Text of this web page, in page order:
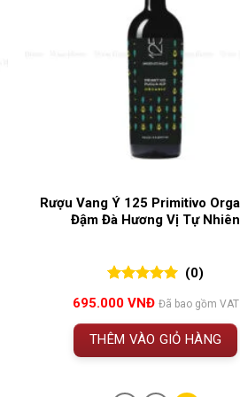
Rượu Vang Ý 125 Primitivo
Đậm Đà Hương Vị Tự Nhiên
đánh giá
(0)
695.000 VNĐ Đã bao gồm VAT
THÊM VÀO GIỎ HÀNG